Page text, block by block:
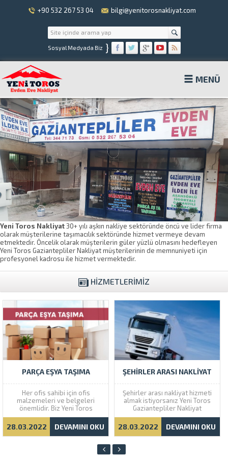
+90 532 267 53 04 bilgi@yenitorosnakliyat.com
Sosyal Medyada Biz }
MENÜ
Yeni Toros Nakliyat30+ yılı aşkın nakliye sektöründe öncü ve lider firma
olarak müşterilerine taşımacılık sektöründe hizmet vermeye devam
etmektedir. Öncelik olarak müşterilerin güler yüzlü olmasını hedefleyen
Yeni Toros Gaziantepliler Nakliyat müşterilerinin de memnuniyeti için
profesyonel kadrosu ile hizmet vermektedir.
HİZMETLERİMİZ
PARÇA EŞYA TAŞIMA
Her ofis sahibi için ofis
malzemeleri ve belgeleri
önemlidir. Biz Yeni Toros
Gaziantepliler Nakliyat olarak
tedbirli olup ofis
malzemelerinizi sigortalarız.
Eğer ofis eşyalarınıza bir zarar
gelmesi halinde direkt olarak
28.03.2022 DEVAMINI OKU
ŞEHIRLER ARASI NAKLIYAT
Şehirler arası nakliyat hizmeti
almak istiyorsanız Yeni Toros
Gaziantepliler Nakliyat
firmamızla bir hafta önceden
randevu alıp bize taşınma
tarihinden en az dört gün önce
haber vermeniz
gerekmektedir. Şehirler arası
evden eve nakliyata firmamız
28.03.2022 DEVAMINI OKU